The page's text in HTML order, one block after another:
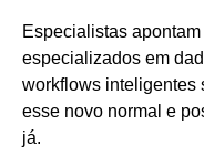
Especialistas
especializados em
workflows inteligentes
esse novo normal e
já.